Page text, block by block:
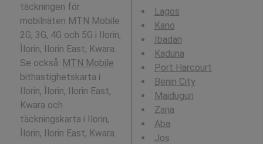
täckningen för
mobilnäten MTN Mobile
2G, 3G, 4G och 5G i Ilorin,
Ìlọrin, Ilorin East, Kwara.
Se också: MTN Mobile
bithastighetskarta i
Ilorin, Ìlọrin, Ilorin East,
Kwara och
täckningskarta i Ilorin,
Ìlọrin, Ilorin East, Kwara.
Lagos
Kano
Ibadan
Kaduna
Port Harcourt
Benin City
Maiduguri
Zaria
Aba
Jos